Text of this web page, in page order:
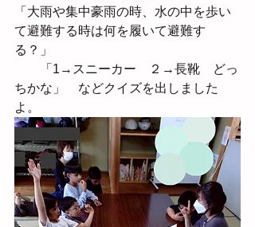
「大雨や集中豪雨の時、水の中を歩い
て避難する時は何を履いて避難す
る？」
「1→スニーカー　２→長靴　どっ
ちかな」　などクイズを出しました
よ。